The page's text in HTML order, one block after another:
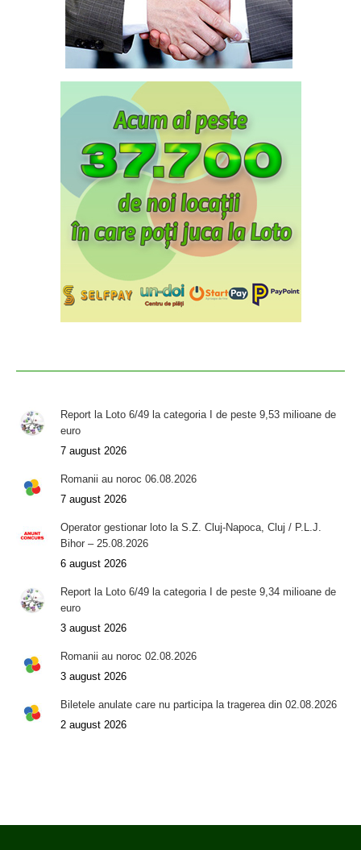
Report la Loto 6/49 la categoria I de peste 9,53 milioane de
euro
7 august 2026
Romanii au noroc 06.08.2026
7 august 2026
Operator gestionar loto la S.Z. Cluj-Napoca, Cluj / P.L.J.
Bihor – 25.08.2026
6 august 2026
Report la Loto 6/49 la categoria I de peste 9,34 milioane de
euro
3 august 2026
Romanii au noroc 02.08.2026
3 august 2026
Biletele anulate care nu participa la tragerea din 02.08.2026
2 august 2026